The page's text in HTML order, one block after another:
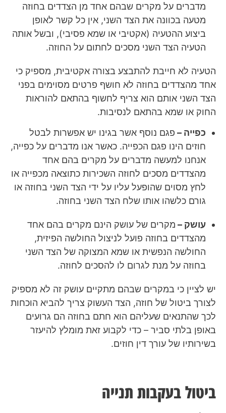
מדברים על מקרים שבהם אחד מן הצדדים בחוזה
מטעה בכוונה את הצד השני, אין כל קשר לאופן
ביצוע ההטעיה (אקטיבי או שמא פסיבי), ובשל אותה
הטעיה הצד השני מסכים לחתום על החוזה.
הטעיה לא חייבת להתבצע בצורה אקטיבית, מספיק כי
אחד מהצדדים בחוזה לא חושף פרטים מסוימים בפני
הצד השני אותם הוא צריף לחשוף בהתאם להוראות
החוק או שמא בהתאם לנסיבות.
כפייה – פגם נוסף אשר בגינו יש אפשרות לבטל
חוזים הינו פגם הכפייה. כאשר אנו מדברים על כפייה,
אנחנו למעשה מדברים על מקרים בהם אחד
מהצדדים מסכים לחוזה השכירות כתוצאה מכפייה או
לחץ מסוים שהופעל עליו על ידי הצד השני בחוזה או
גורם כלשהו אותו שלח הצד השני בחוזה.
עושק – מקרים של עושק הינם מקרים בהם אחד
מהצדדים בחוזה פועל לניצול החולשה הפיזית,
החולשה הנפשית או שמא המצוקה של הצד השני
בחוזה על מנת לגרום לו להסכים לחוזה.
יש לציין כי במקרים שבהם מתקיים עושק זה לא מספיק
לצורך ביטול של חוזה, הצד העשוק צריך להביא הוכחות
לכך שהתנאים שעליהם הוא חתם בחוזה הם גרועים
באופן בלתי סביר – כדי לקבוע זאת מומלץ להיעזר
בשירותיו של עורך דין חוזים.
ביטול בעקבות תנייה